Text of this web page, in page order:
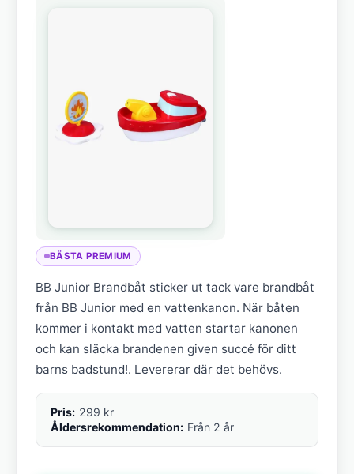
BÄSTA PREMIUM
BB Junior Brandbåt sticker ut tack vare brandbåt
från BB Junior med en vattenkanon. När båten
kommer i kontakt med vatten startar kanonen
och kan släcka brandenen given succé för ditt
barns badstund!. Levererar där det behövs.
Pris: 299 kr
Åldersrekommendation: Från 2 år